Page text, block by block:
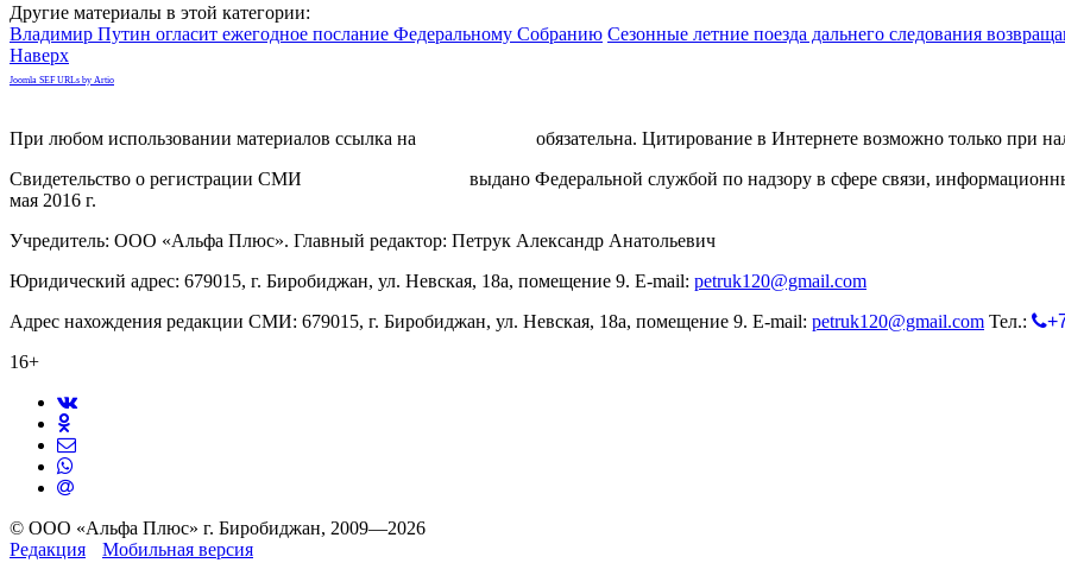
Другие материалы в этой категории:
Владимир Путин огласит ежегодное послание Федеральному Собранию Сезонные летние поезда дальнего следования
Наверх
Joomla SEF URLs by Artio
При любом использовании материалов ссылка на
обязательна. Цитирование в Интернете возможно только при
Свидетельство о регистрации СМИ
выдано Федеральной службой по надзору в сфере связи,
мая 2016 г.
Учредитель: ООО «Альфа Плюс». Главный редактор: Петрук Александр Анатольевич
Юридический адрес: 679015, г. Биробиджан, ул. Невская, 18а, помещение 9. E-mail: petruk120@gmail.com
Адрес нахождения редакции СМИ: 679015, г. Биробиджан, ул. Невская, 18а, помещение 9. E-mail: petruk120@gmail.com Тел.:
16+
© ООО «Альфа Плюс» г. Биробиджан, 2009—2026
Редакция
Мобильная версия